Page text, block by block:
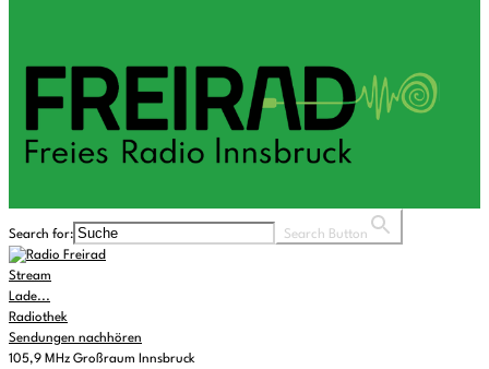
Search for: Search Button
Stream
Lade...
Radiothek
Sendungen nachhören
105,9 MHz Großraum Innsbruck